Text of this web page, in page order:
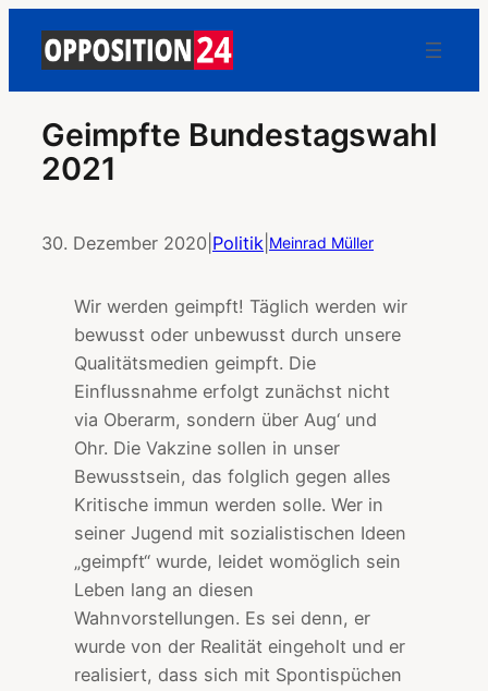
Geimpfte Bundestagswahl
2021
30. Dezember 2020 Politik Meinrad Müller
Wir werden geimpft! Täglich werden wir
bewusst oder unbewusst durch unsere
Qualitätsmedien geimpft. Die
Einflussnahme erfolgt zunächst nicht
via Oberarm, sondern über Aug‘ und
Ohr. Die Vakzine sollen in unser
Bewusstsein, das folglich gegen alles
Kritische immun werden solle. Wer in
seiner Jugend mit sozialistischen Ideen
„geimpft“ wurde, leidet womöglich sein
Leben lang an diesen
Wahnvorstellungen. Es sei denn, er
wurde von der Realität eingeholt und er
realisiert, dass sich mit Spontispüchen